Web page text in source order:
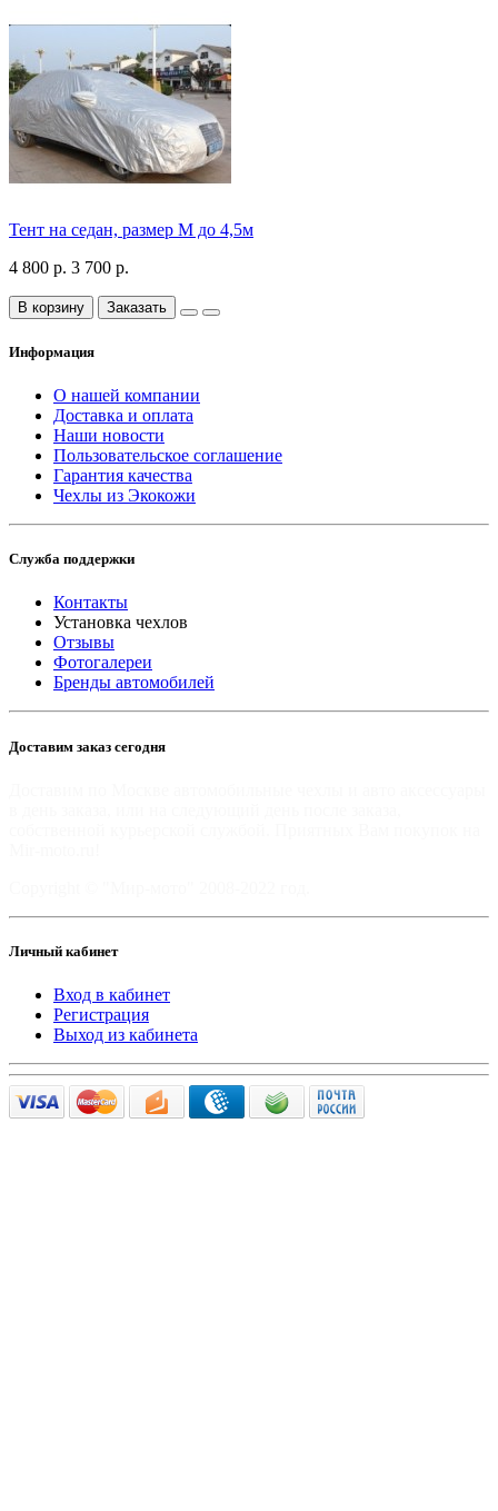
Тент на седан, размер М до 4,5м
4 800 р. 3 700 р.
В корзину Заказать
Информация
О нашей компании
Доставка и оплата
Наши новости
Пользовательское соглашение
Гарантия качества
Чехлы из Экокожи
Служба поддержки
Контакты
Установка чехлов
Отзывы
Фотогалереи
Бренды автомобилей
Доставим заказ сегодня
Личный кабинет
Вход в кабинет
Регистрация
Выход из кабинета